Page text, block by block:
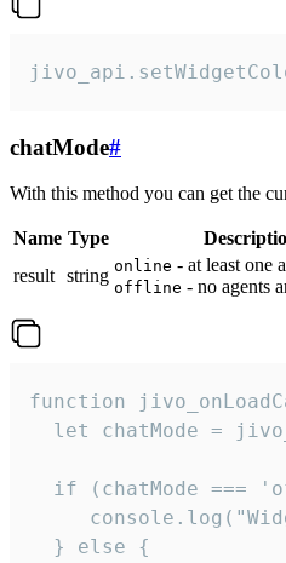
chatMode#
With this method you can get the
Name Type
result string online - at least one
offline - no agents
function
let chatMode =
if (chatMode ===
  } else {